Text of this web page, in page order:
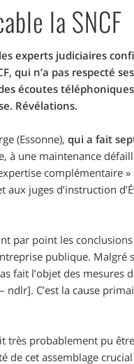
la SNCF
experts judiciaires
qui n’a pas respecté
écoutes
Révélations.
(Essonne), qui a fait
à une maintenance
complémentaire »
juges d’instruction
par point les
publique. Malgré
fait l’objet des mesures
ndlr]. C’est la cause
très probablement pu
de cet assemblage